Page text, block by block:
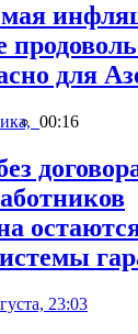
для
00:16
23:03